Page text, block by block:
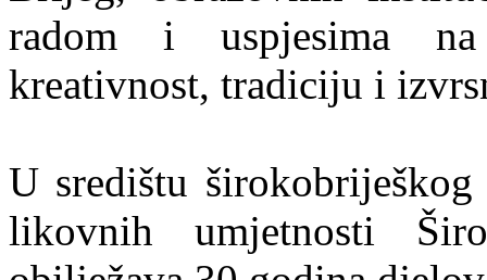
radom i uspjesima
kreativnost, tradiciju i
U središtu
likovnih umjetnosti